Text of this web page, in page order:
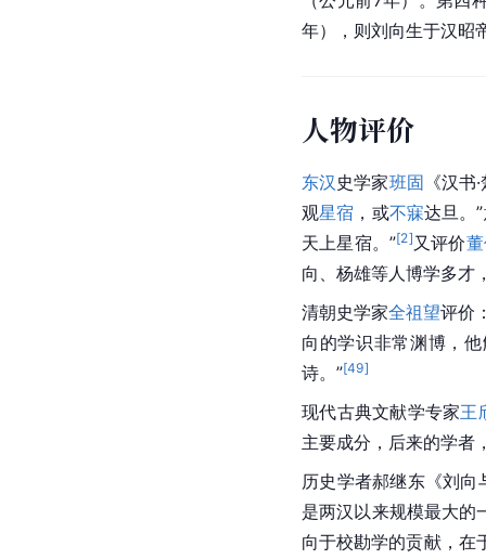
年），则刘向生于汉昭
人物评价
东汉 史学家班固 《汉
观星宿 ，或不寐达旦。
天上星宿。”[2] 又评价
向、杨雄等人博学多才
清朝史学家全祖望评价
向的学识非常渊博，
诗。”[49]
现代古典文献学专家王
主要成分，后来的学者
历史学者郝继东《刘向
是两汉以来规模最大的
向于校勘学的贡献，在